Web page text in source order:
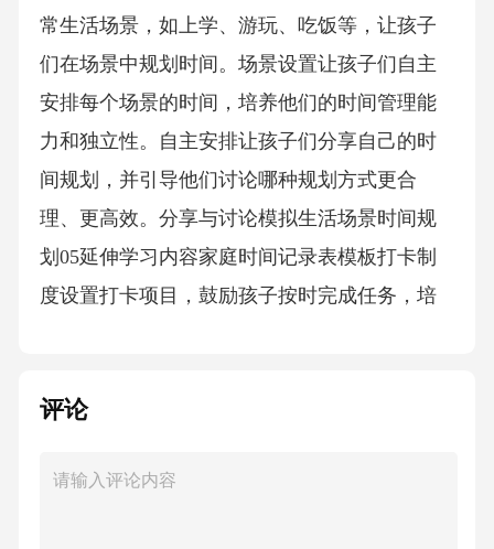
常生活场景，如上学、游玩、吃饭等，让孩子
们在场景中规划时间。场景设置让孩子们自主
安排每个场景的时间，培养他们的时间管理能
力和独立性。自主安排让孩子们分享自己的时
间规划，并引导他们讨论哪种规划方式更合
理、更高效。分享与讨论模拟生活场景时间规
划05延伸学习内容家庭时间记录表模板打卡制
度设置打卡项目，鼓励孩子按时完成任务，培
应任务。02时间段分配记录每天重要事项可让
时间、上学时间、放学时间等。01时间主题绘
评论